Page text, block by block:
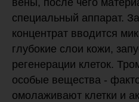
специальный аппарат.
концентрат вводится
глубокие слои кожи,
регенерации клеток.
особые вещества -
омолаживают клетки и